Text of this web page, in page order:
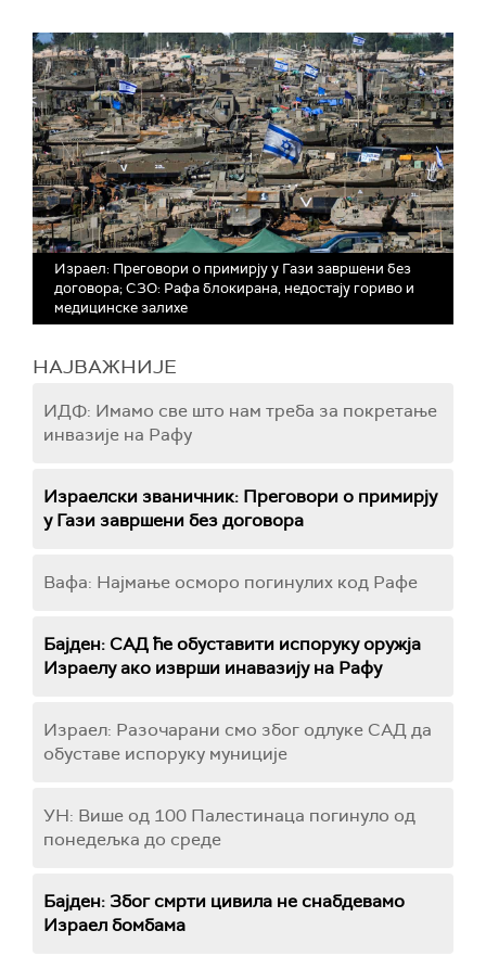
Израел: Преговори о примирју у Гази завршени без
договора; СЗО: Рафа блокирана, недостају гориво и
медицинске залихе
НАЈВАЖНИЈЕ
ИДФ: Имамо све што нам треба за покретање
инвазије на Рафу
Израелски званичник: Преговори о примирју
у Гази завршени без договора
Вафа: Најмање осморо погинулих код Рафе
Бајден: САД ће обуставити испоруку оружја
Израелу ако изврши инавазију на Рафу
Израел: Разочарани смо због одлуке САД да
обуставе испоруку муниције
УН: Више од 100 Палестинаца погинуло од
понедељка до среде
Бајден: Због смрти цивила не снабдевамо
Израел бомбама